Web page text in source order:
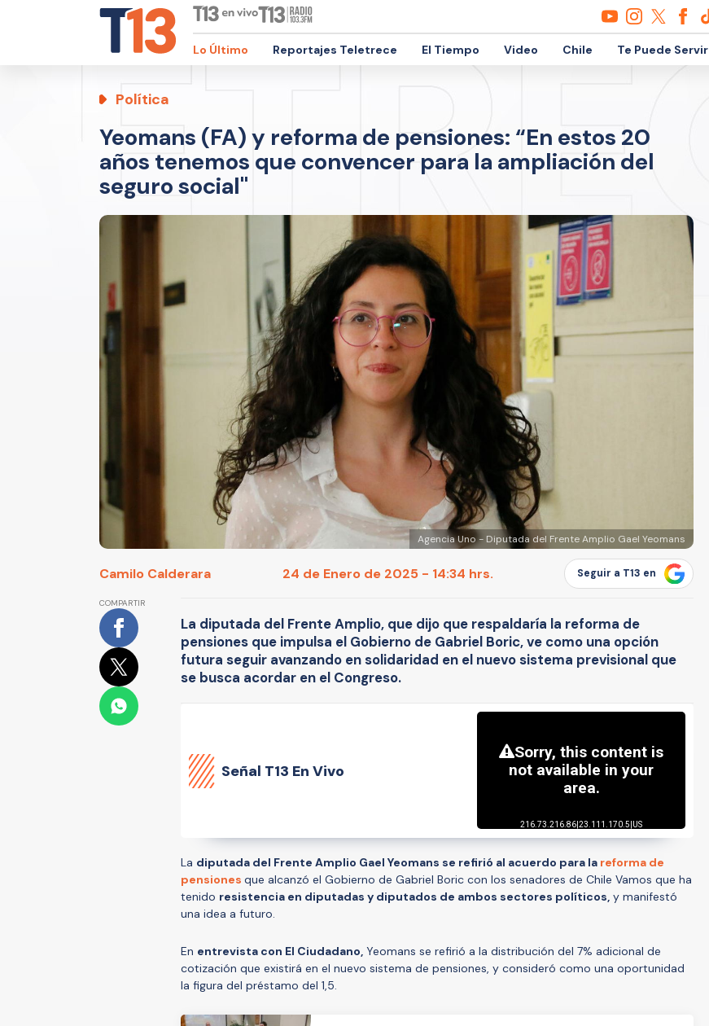
Lo Último Reportajes Teletrece El Tiempo Video Chile Te Puede Servir
Política
Yeomans (FA) y reforma de pensiones: “En estos 20
años tenemos que convencer para la ampliación del
seguro social"
Agencia Uno - Diputada del Frente Amplio Gael Yeomans
Camilo Calderara 24 de Enero de 2025 - 14:34 hrs. Seguir a T13 en
COMPARTIR
La diputada del Frente Amplio, que dijo que respaldaría la reforma de
pensiones que impulsa el Gobierno de Gabriel Boric, ve como una opción
futura seguir avanzando en solidaridad en el nuevo sistema previsional que
se busca acordar en el Congreso.
Señal T13 En Vivo
La diputada del Frente Amplio Gael Yeomans se refirió al acuerdo para la reforma de
pensiones que alcanzó el Gobierno de Gabriel Boric con los senadores de Chile Vamos que ha
tenido resistencia en diputadas y diputados de ambos sectores políticos, y manifestó
una idea a futuro.
En entrevista con El Ciudadano, Yeomans se refirió a la distribución del 7% adicional de
cotización que existirá en el nuevo sistema de pensiones, y consideró como una oportunidad
la figura del préstamo del 1,5.